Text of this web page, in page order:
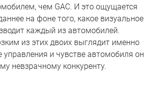
чем GAC. И это ощущается
на фоне того, какое визуальное
каждый из автомобилей.
из этих двоих выглядит именно
управления и чувстве автомобиля он
невзрачному конкуренту.